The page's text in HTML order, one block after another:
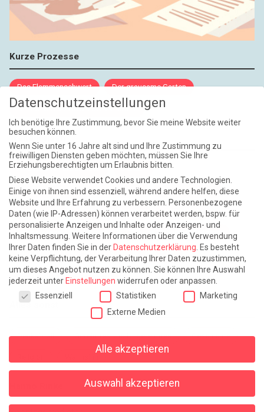
Kurze Prozesse
Das Flammenschwert Der grausame Garten
NIEMALS UND AUCH DANN NICHT
Weite Reisen
Atlantische Turbulenzen DIE ELF
Die Zeit der Ringelblumen ist vorbei Europa im Kopf
Fast am Ziel Frühling in Florenz In der Blase
Leben lernen / Ein Versuch Trinken. Träumen. Trösten.
Triple-Edinburgher mit Ketchup WACHS!
Winterreise (mit Sommern)
Alles sonst
Denkabfall Gereimtes und Ungereimtes Geschichte
Datenschutzeinstellungen
Ich benötige Ihre Zustimmung, bevor Sie meine Website weiter
besuchen können.
Wenn Sie unter 16 Jahre alt sind und Ihre Zustimmung zu
freiwilligen Diensten geben möchten, müssen Sie Ihre
Erziehungsberechtigten um Erlaubnis bitten.
Diese Website verwendet Cookies und andere Technologien.
Einige von ihnen sind essenziell, während andere helfen, diese
Website und Ihre Erfahrung zu verbessern. Personenbezogene
Daten (wie IP-Adressen) können verarbeitet werden, bspw. für
personalisierte Anzeigen und Inhalte oder Anzeigen- und
Inhaltsmessung. Weitere Informationen über die Verwendung
Ihrer Daten finden Sie in der Datenschutzerklärung Es besteht
keine Verpflichtung, der Verarbeitung Ihrer Daten zuzustimmen,
um dieses Angebot nutzen zu können. Sie können Ihre Auswahl
jederzeit unter Einstellungen widerrufen oder anpassen.
Datenschutzeinstellungen
Essenziell Statistiken
Marketing
Externe Medien
Alle akzeptieren
Auswahl akzeptieren